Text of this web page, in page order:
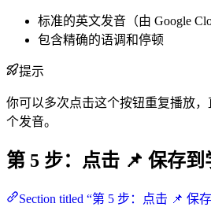
标准的英文发音（由 Google
包含精确的语调和停顿
提示
你可以多次点击这个按钮重复播放
个发音。
第 5 步：点击 📌 保存到
Section titled “第 5 步：点击 📌 保